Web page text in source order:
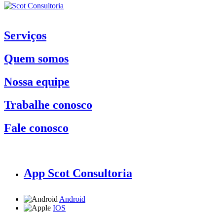
Serviços
Quem somos
Nossa equipe
Trabalhe conosco
Fale conosco
App Scot Consultoria
Android
IOS